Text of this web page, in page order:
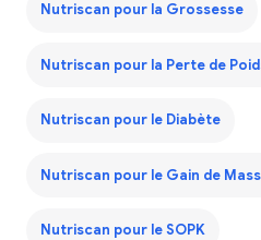
Nutriscan pour la Grossesse
Nutriscan pour la Perte de
Nutriscan pour le Diabète
Nutriscan pour le Gain de
Nutriscan pour le SOPK